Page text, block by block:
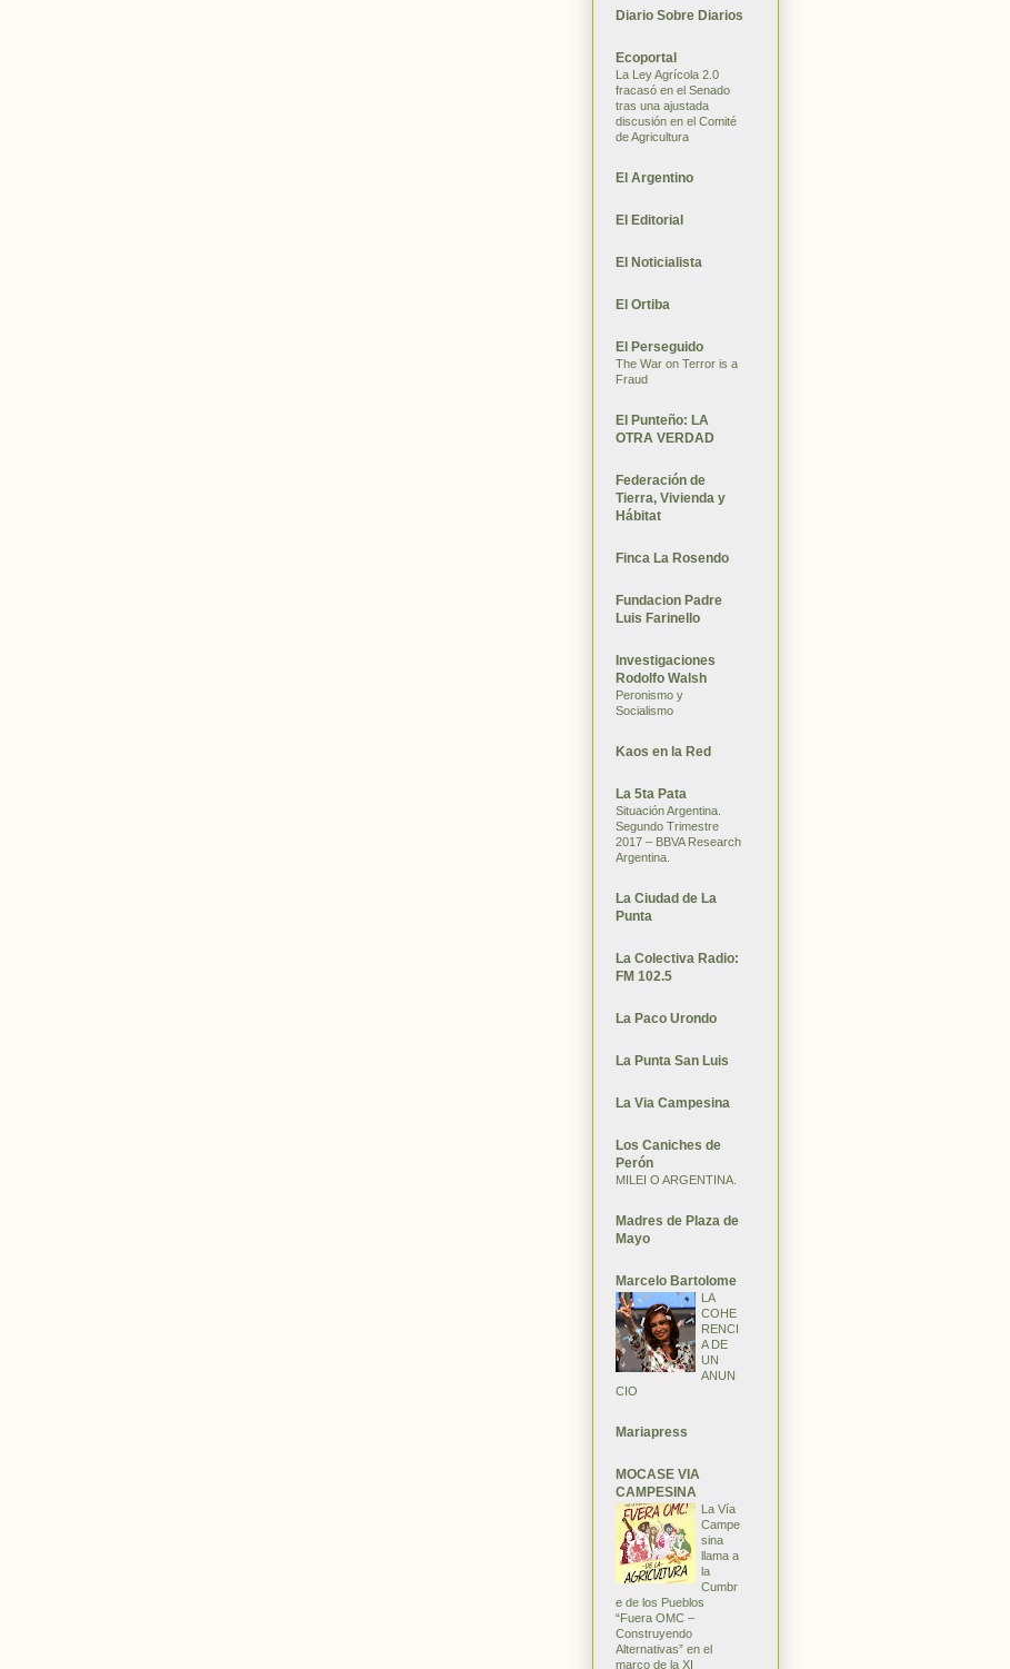
Diario Sobre Diarios
Ecoportal
La Ley Agrícola 2.0
fracasó en el Senado
tras una ajustada
discusión en el Comité
de Agricultura
El Argentino
El Editorial
El Noticialista
El Ortiba
El Perseguido
The War on Terror is a
Fraud
El Punteño: LA
OTRA VERDAD
Federación de
Tierra, Vivienda y
Hábitat
Finca La Rosendo
Fundacion Padre
Luis Farinello
Investigaciones
Rodolfo Walsh
Peronismo y
Socialismo
Kaos en la Red
La 5ta Pata
Situación Argentina.
Segundo Trimestre
2017 – BBVA Research
Argentina.
La Ciudad de La
Punta
La Colectiva Radio:
FM 102.5
La Paco Urondo
La Punta San Luis
La Via Campesina
Los Caniches de
Perón
MILEI O ARGENTINA.
Madres de Plaza de
Mayo
Marcelo Bartolome
LA
COHE
RENCI
A DE
UN
ANUN
CIO
Mariapress
MOCASE VIA
CAMPESINA
La Vía
Campe
sina
llama a
la
Cumbr
e de los Pueblos
“Fuera OMC –
Construyendo
Alternativas” en el
marco de la XI